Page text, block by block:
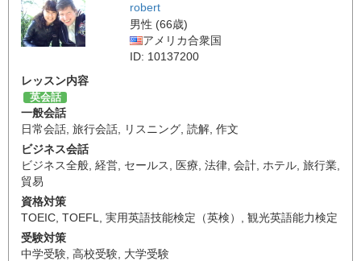
robert
男性 (66歳)
アメリカ合衆国
ID: 10137200
レッスン内容
英会話
一般会話
日常会話 旅行会話 リスニング 読解 作文
ビジネス会話
ビジネス全般 経営 セールス 医療 法律 会計 ホテル 旅行業
貿易
資格対策
TOEIC TOEFL 実用英語技能検定（英検）
観光英語能力検定
受験対策
中学受験 高校受験 大学受験